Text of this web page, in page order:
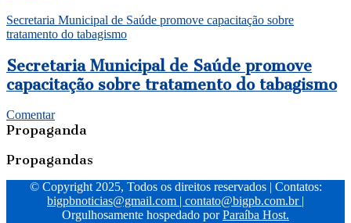
Secretaria Municipal de Saúde promove capacitação sobre
tratamento do tabagismo
Secretaria Municipal de Saúde promove
capacitação sobre tratamento do tabagismo
Comentar
Propaganda
Propagandas
© Copyright 2025, Todos os direitos reservados | Contatos:
bigpbnoticias@gmail.com | contato@bigpb.com.br |
Orgulhosamente hospedado porParaíba Host.